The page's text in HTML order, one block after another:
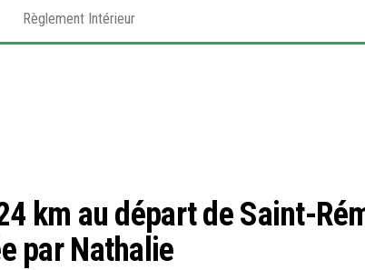
Règlement Intérieur
km au départ de Saint-
par Nathalie